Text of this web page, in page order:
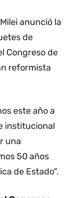
anunció la
de
Congreso de
reformista
este año a
institucional
una
50 años
de Estado".